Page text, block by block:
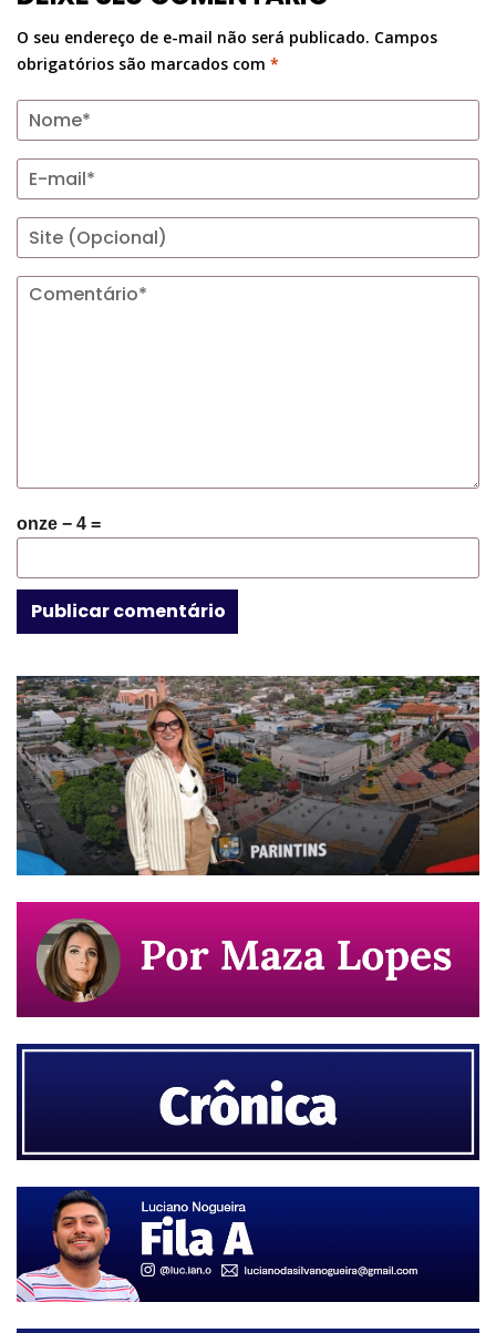
O seu endereço de e-mail não será publicado. Campos
obrigatórios são marcados com *
onze − 4 =